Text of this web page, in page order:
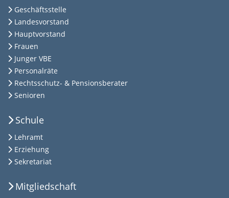
Geschäftsstelle
Landesvorstand
Hauptvorstand
Frauen
Junger VBE
Personalräte
Rechtsschutz- & Pensionsberater
Senioren
Schule
Lehramt
Erziehung
Sekretariat
Mitgliedschaft